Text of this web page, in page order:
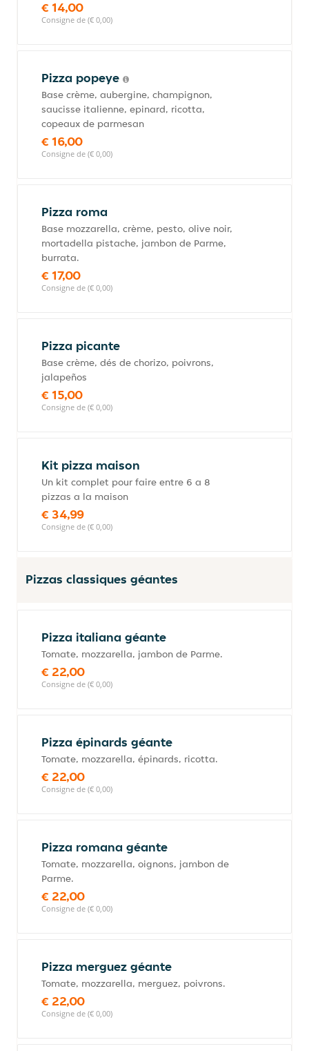
€ 14,00
Consigne de (€ 0,00)
Pizza popeye
Base crème, aubergine, champignon,
saucisse italienne, epinard, ricotta,
copeaux de parmesan
€ 16,00
Consigne de (€ 0,00)
Pizza roma
Base mozzarella, crème, pesto, olive noir,
mortadella pistache, jambon de Parme,
burrata.
€ 17,00
Consigne de (€ 0,00)
Pizza picante
Base crème, dés de chorizo, poivrons,
jalapeños
€ 15,00
Consigne de (€ 0,00)
Kit pizza maison
Un kit complet pour faire entre 6 a 8
pizzas a la maison
€ 34,99
Consigne de (€ 0,00)
Pizzas classiques géantes
Pizza italiana géante
Tomate, mozzarella, jambon de Parme.
€ 22,00
Consigne de (€ 0,00)
Pizza épinards géante
Tomate, mozzarella, épinards, ricotta.
€ 22,00
Consigne de (€ 0,00)
Pizza romana géante
Tomate, mozzarella, oignons, jambon de
Parme.
€ 22,00
Consigne de (€ 0,00)
Pizza merguez géante
Tomate, mozzarella, merguez, poivrons.
€ 22,00
Consigne de (€ 0,00)